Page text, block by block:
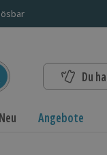
Du
Neu Angebote